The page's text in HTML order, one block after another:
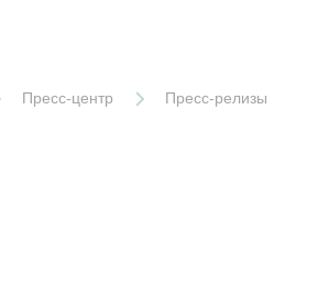
Пресс-центр Пресс-релизы